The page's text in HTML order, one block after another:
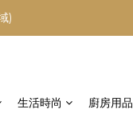
)
生活時尚 廚房用品